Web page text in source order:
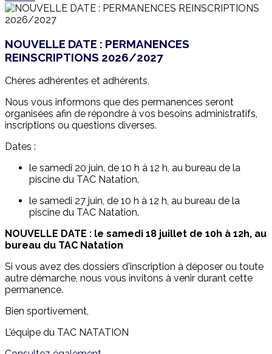
NOUVELLE DATE : PERMANENCES
REINSCRIPTIONS 2026/2027
Chères adhérentes et adhérents,
Nous vous informons que des permanences seront
organisées afin de répondre à vos besoins administratifs,
inscriptions ou questions diverses.
Dates :
le samedi 20 juin, de 10 h à 12 h, au bureau de la
piscine du TAC Natation.
le samedi 27 juin, de 10 h à 12 h, au bureau de la
piscine du TAC Natation.
NOUVELLE DATE : le samedi 18 juillet de 10h à 12h, au
bureau du TAC Natation
Si vous avez des dossiers d'inscription à déposer ou toute
autre démarche, nous vous invitons à venir durant cette
permanence.
Bien sportivement,
L’équipe du TAC NATATION